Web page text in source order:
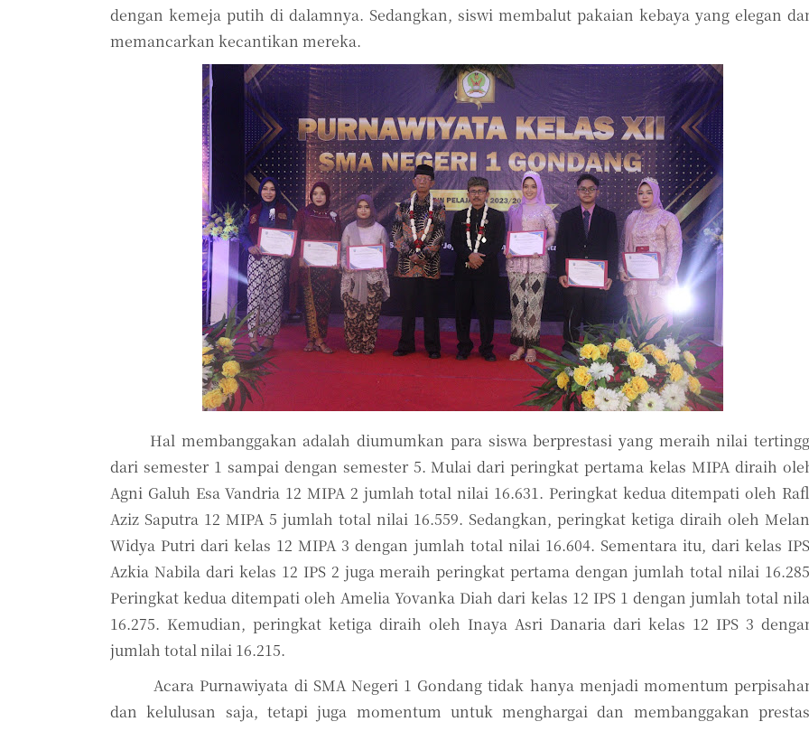
dengan kemeja putih di dalamnya. Sedangkan, siswi membalut pakaian kebaya yang elegan
memancarkan kecantikan mereka.
Hal membanggakan adalah diumumkan para siswa berprestasi yang meraih nilai
dari semester 1 sampai dengan semester 5. Mulai dari peringkat pertama kelas MIPA diraih
Agni Galuh Esa Vandria 12 MIPA 2 jumlah total nilai 16.631. Peringkat kedua ditempati oleh
Aziz Saputra 12 MIPA 5 jumlah total nilai 16.559. Sedangkan, peringkat ketiga diraih oleh
Widya Putri dari kelas 12 MIPA 3 dengan jumlah total nilai 16.604. Sementara itu, dari kelas
Azkia Nabila dari kelas 12 IPS 2 juga meraih peringkat pertama dengan jumlah total nilai
Peringkat kedua ditempati oleh Amelia Yovanka Diah dari kelas 12 IPS 1 dengan jumlah total
16.275. Kemudian, peringkat ketiga diraih oleh Inaya Asri Danaria dari kelas 12 IPS 3
jumlah total nilai 16.215.
Acara Purnawiyata di SMA Negeri 1 Gondang tidak hanya menjadi momentum
dan kelulusan saja, tetapi juga momentum untuk menghargai dan membanggakan
Nomor Ponsel
Tanggal